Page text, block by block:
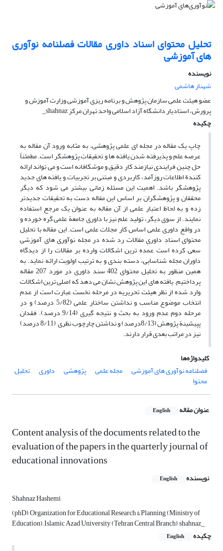
تحلیل محتوای اسناد داوری مقالات فصلنامه نوآوری
های آموزشی
نویسنده
شهناز هاشمی
عضو هیئت علمی سازمان پژوهش و برنامه ریزی آموزشی وزارت آموزش و
پرورش، استادیار دانشگاه آزاد اسلامی واحد تهران مرکز shahnaz_
چکیده
چاپ یک مقاله در مجله ای علمی پژوهشی، به مثابه ورود آن مقاله به
عرصه علم و پذیرفته شدن یافته ها و تحقیقاتِ پژوهشگر است. مطمئناً
حل چنین فرایندی نیازمند کار دقیق و موشکافانه است و می تواند ارائه
کنندة اطلاعات روزآمد، کاربردی و مبتنی بر تجربیات و یافته های جدید
پژوهشگر باشد. اهمیت این مسئله زمانی بیشتر می شود که دیگر
محققان و پژوهشگران بر اساس این مقاله دست به تحقیقات جدیدتر
زده و به لحاظ اعتبار علمی از آن مقاله به عنوان یک مرجع استفاده
نمایند. از سوی دیگر، تولید علم نیز با داوری جامعة علمی گره خورده و
در واقع داوری علمی اساس کار مجلات علمی است. این مقاله با تحلیل
محتوای اسنادِ داوریِ مقالات رد شده در مجله نوآوری های آموزشی
سعی کرده است عمده ترین اشکالات وارده بر مقالات را از دیدگاه
داوران مجله شناسایی، دسته بندی و به ترتیب اولویت ارائه نماید. به
همین منظور به تحلیل محتوای 402 سند داوری در مورد 207 مقاله
پرداختیم. یافته های این پژوهش نشان می دهد که اصلی ترین اشکالات
وارد شده از نظر هیئت تحریریه در مرحله نخست عبارت است از عدم
انتخاب موضوع مناسب و نداشتن ساختار علمی (5/82 درصد) و در
مرحله دوم عدم ورود به بحث و نتیجه گیری (9/14 درصد). فقدان
پپیشینة پژوهش (8/13درصد) و نداشتن چارچوب نظری (8/11 درصد)
نیز در مراتب بعدی قرار دارند.
کلیدواژه‌ها
فصلنامه نوآوری های آموزشی
مجله علمی پژوهشی داوری تحلیل
محتوا
عنوان مقاله English
Content analysis of the documents related to the
evaluation of the papers in the quarterly journal of
educational innovations
نویسنده English
Shahnaz Hashemi
(phD), Organization for Educational Research & Planning (Ministry of
Education); Islamic Azad University (Tehran Central Branch), shahnaz_
چکیده
English